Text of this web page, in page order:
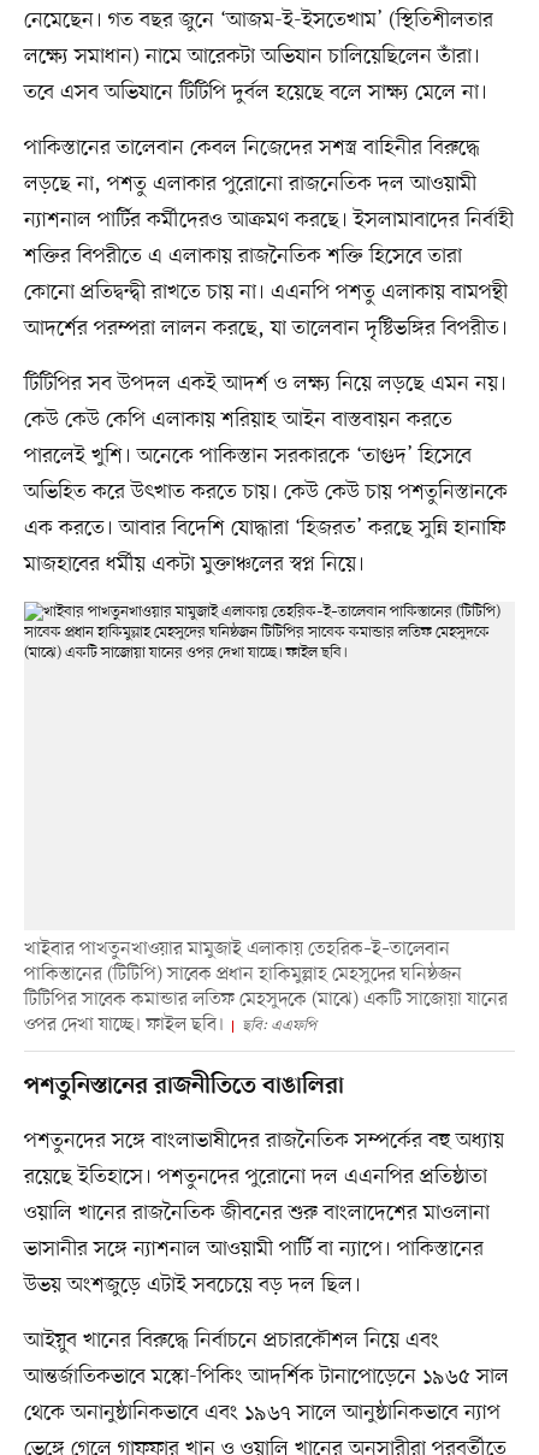
নেমেছেন। গত বছর জুনে ‘আজম-ই-ইসতেখাম’ (স্থিতিশীলতার
লক্ষ্যে সমাধান) নামে আরেকটা অভিযান চালিয়েছিলেন তাঁরা।
তবে এসব অভিযানে টিটিপি দুর্বল হয়েছে বলে সাক্ষ্য মেলে না।
পাকিস্তানের তালেবান কেবল নিজেদের সশস্ত্র বাহিনীর বিরুদ্ধে
লড়ছে না, পশতু এলাকার পুরোনো রাজনেতিক দল আওয়ামী
ন্যাশনাল পার্টির কর্মীদেরও আক্রমণ করছে। ইসলামাবাদের নির্বাহী
শক্তির বিপরীতে এ এলাকায় রাজনৈতিক শক্তি হিসেবে তারা
কোনো প্রতিদ্বন্দ্বী রাখতে চায় না। এএনপি পশতু এলাকায় বামপন্থী
আদর্শের পরম্পরা লালন করছে, যা তালেবান দৃষ্টিভঙ্গির বিপরীত।
টিটিপির সব উপদল একই আদর্শ ও লক্ষ্য নিয়ে লড়ছে এমন নয়।
কেউ কেউ কেপি এলাকায় শরিয়াহ আইন বাস্তবায়ন করতে
পারলেই খুশি। অনেকে পাকিস্তান সরকারকে ‘তাগুদ’ হিসেবে
অভিহিত করে উৎখাত করতে চায়। কেউ কেউ চায় পশতুনিস্তানকে
এক করতে। আবার বিদেশি যোদ্ধারা ‘হিজরত’ করছে সুন্নি হানাফি
মাজহাবের ধর্মীয় একটা মুক্তাঞ্চলের স্বপ্ন নিয়ে।
খাইবার পাখতুনখাওয়ার মামুজাই এলাকায় তেহরিক–ই–তালেবান
পাকিস্তানের (টিটিপি) সাবেক প্রধান হাকিমুল্লাহ মেহসুদের ঘনিষ্ঠজন
টিটিপির সাবেক কমান্ডার লতিফ মেহসুদকে (মাঝে) একটি সাজোয়া যানের
ওপর দেখা যাচ্ছে। ফাইল ছবি।
ছবি: এএফপি
পশতুনিস্তানের রাজনীতিতে বাঙালিরা
পশতুনদের সঙ্গে বাংলাভাষীদের রাজনৈতিক সম্পর্কের বহু অধ্যায়
রয়েছে ইতিহাসে। পশতুনদের পুরোনো দল এএনপির প্রতিষ্ঠাতা
ওয়ালি খানের রাজনৈতিক জীবনের শুরু বাংলাদেশের মাওলানা
ভাসানীর সঙ্গে ন্যাশনাল আওয়ামী পার্টি বা ন্যাপে। পাকিস্তানের
উভয় অংশজুড়ে এটাই সবচেয়ে বড় দল ছিল।
আইয়ুব খানের বিরুদ্ধে নির্বাচনে প্রচারকৌশল নিয়ে এবং
আন্তর্জাতিকভাবে মস্কো-পিকিং আদর্শিক টানাপোড়েনে ১৯৬৫ সাল
থেকে অনানুষ্ঠানিকভাবে এবং ১৯৬৭ সালে আনুষ্ঠানিকভাবে ন্যাপ
ভেঙ্গে গেলে গাফফার খান ও ওয়ালি খানের অনুসারীরা পরবর্তীতে